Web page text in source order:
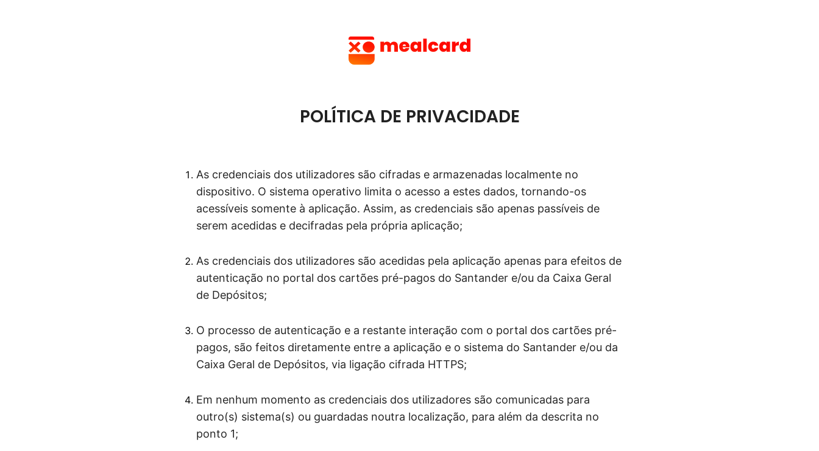
POLÍTICA DE PRIVACIDADE
As credenciais dos utilizadores são cifradas e armazenadas localmente no
dispositivo. O sistema operativo limita o acesso a estes dados, tornando-os
acessíveis somente à aplicação. Assim, as credenciais são apenas passíveis de
serem acedidas e decifradas pela própria aplicação;
As credenciais dos utilizadores são acedidas pela aplicação apenas para efeitos de
autenticação no portal dos cartões pré-pagos do Santander e/ou da Caixa Geral
de Depósitos;
O processo de autenticação e a restante interação com o portal dos cartões pré-
pagos, são feitos diretamente entre a aplicação e o sistema do Santander e/ou da
Caixa Geral de Depósitos, via ligação cifrada HTTPS;
Em nenhum momento as credenciais dos utilizadores são comunicadas para
outro(s) sistema(s) ou guardadas noutra localização, para além da descrita no
ponto 1;